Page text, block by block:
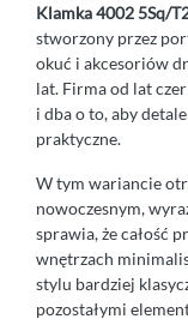
Klamka 4002 5Sq/
stworzony przez
okuć i akcesoriów
lat. Firma od lat
i dba o to, aby
praktyczne.
W tym wariancie
nowoczesnym,
sprawia, że całość
wnętrzach
stylu bardziej
pozostałymi